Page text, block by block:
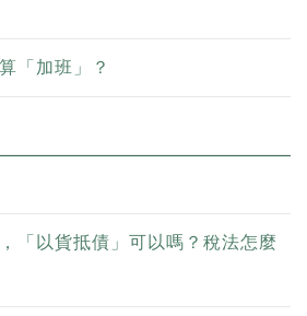
「加班」？
「以貨抵債」可以嗎？稅法怎麼